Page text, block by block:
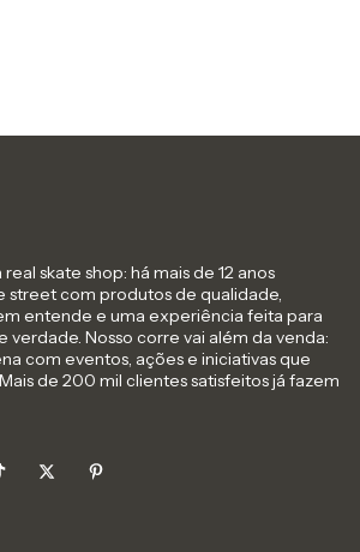
skate shop: há mais de 12 anos
street com produtos de qualidade,
entende e uma experiência feita para
verdade. Nosso corre vai além da venda:
com eventos, ações e iniciativas que
de 200 mil clientes satisfeitos já fazem